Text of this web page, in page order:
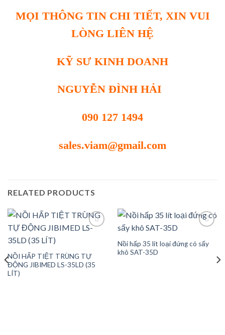
MỌI THÔNG TIN CHI TIẾT, XIN VUI
LÒNG LIÊN HỆ
KỸ SƯ KINH DOANH
NGUYỄN ĐÌNH HẢI
090 127 1494
sales.viam@gmail.com
RELATED PRODUCTS
wishlist
NỒI HẤP TIỆT TRÙNG TỰ
ĐỘNG JIBIMED LS-35LD (35
LÍT)
Nồi hấp 35 lít loại đứng có sấy
khô SAT-35D